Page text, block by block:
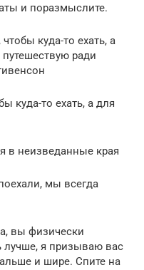
и поразмыслите.
куда-то ехать, а
ради
куда-то ехать, а для
в неизведанные края
мы всегда
вы физически
лучше, я призываю вас
и шире. Спите на